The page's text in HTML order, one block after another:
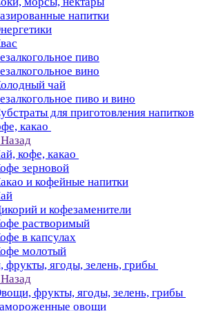
напитки
пиво
вино
чай
пиво и вино
для приготовления напитков
какао
Назад
кофе, какао
зерновой
и кофейные напитки
и кофезаменители
растворимый
в капсулах
молотый
ягоды, зелень, грибы
Назад
фрукты, ягоды, зелень, грибы
овощи